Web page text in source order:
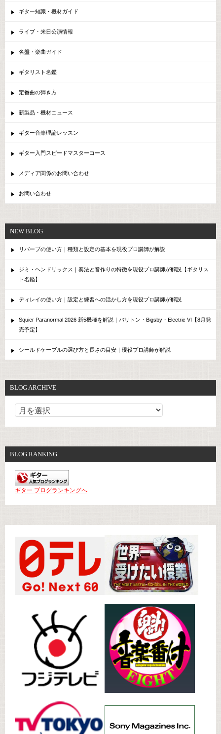
ギター知識・機材ガイド
ライブ・来日公演情報
名盤・楽曲ガイド
ギタリスト名鑑
定番曲の弾き方
新製品・機材ニュース
ギター音楽理論レッスン
ギター入門スピードマスターコース
メディア関係のお問い合わせ
お問い合わせ
NEW BLOG
リバーブの使い方｜種類と設定の基本を現役プロ講師が解説
ジミ・ヘンドリックス｜奏法と音作りの特徴を現役プロ講師が解説【ギタリス
ト名鑑】
ディレイの使い方｜設定と練習への活かし方を現役プロ講師が解説
Squier Paranormal 2026 新5機種を解説｜バリトン・Bigsby・Electric VI【8月発
売予定】
シールドケーブルの選び方と長さの目安｜現役プロ講師が解説
BLOG ARCHIVE
BLOG RANKING
ギター ブログランキングへ